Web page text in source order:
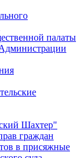
палаты
Шахтер"
граждан
в присяжные